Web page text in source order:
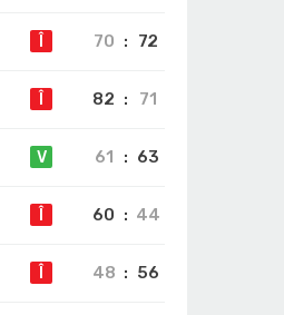
70 : 72
82 : 71
V 61 : 63
60 : 44
48 : 56